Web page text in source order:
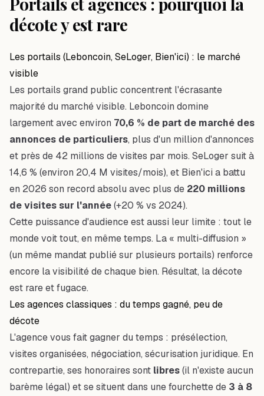
décote y est rare
Les portails (Leboncoin, SeLoger, Bien'ici) : le marché
visible
Les portails grand public concentrent l'écrasante
majorité du marché visible. Leboncoin domine
largement avec environ 70,6 % de part de marché des
annonces de particuliers, plus d'un million d'annonces
et près de 42 millions de visites par mois. SeLoger suit à
14,6 % (environ 20,4 M visites/mois), et Bien'ici a battu
en 2026 son record absolu avec plus de 220 millions
de visites sur l'année(+20 % vs 2024).
Cette puissance d'audience est aussi leur limite : tout le
monde voit tout, en même temps. La « multi-diffusion »
(un même mandat publié sur plusieurs portails) renforce
encore la visibilité de chaque bien. Résultat, la décote
est rare et fugace.
Les agences classiques : du temps gagné, peu de
décote
L'agence vous fait gagner du temps : présélection,
visites organisées, négociation, sécurisation juridique. En
contrepartie, ses honoraires sont libres(il n'existe aucun
barème légal) et se situent dans une fourchette de 3 à 8